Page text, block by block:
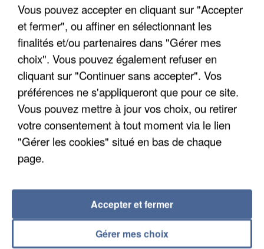
APRÈS TOUTES CES CANICULES, LES REFUGES
DE FAUNE SAUVAGE SONT...
Vous pouvez accepter en cliquant sur "Accepter
et fermer", ou affiner en sélectionnant les
finalités et/ou partenaires dans "Gérer mes
choix". Vous pouvez également refuser en
cliquant sur "Continuer sans accepter". Vos
préférences ne s'appliqueront que pour ce site.
Vous pouvez mettre à jour vos choix, ou retirer
votre consentement à tout moment via le lien
"Gérer les cookies" situé en bas de chaque
page.
Gérer mes choix
Accepter et fermer